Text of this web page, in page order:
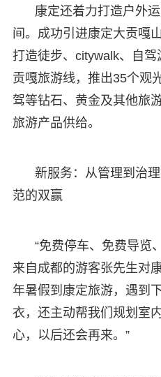
康定还着力打造户外
间。成功引进康定大贡嘎
打造徒步、citywalk、自
贡嘎旅游线，推出35个观
驾等钻石、黄金及其他旅
旅游产品供给。
新服务：从管理到治
范的双赢
“免费停车、免费导览
来自成都的游客张先生对
年暑假到康定旅游，遇到
衣，还主动帮我们规划室
心，以后还会再来。”